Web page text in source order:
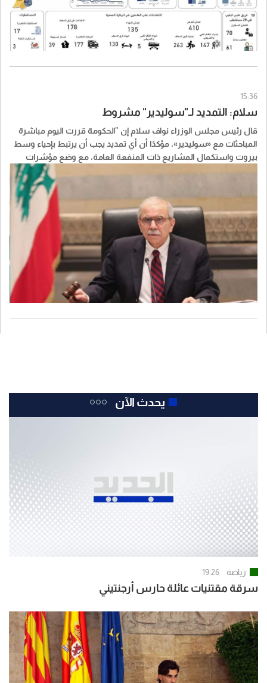
15:36
سلام: التمديد لـ"سوليدير" مشروط
قال رئيس مجلس الوزراء نواف سلام إن "الحكومة قررت اليوم مباشرة
المباحثات مع «سوليدير»، مؤكدًا أن أي تمديد يجب أن يرتبط بإحياء وسط
بيروت واستكمال المشاريع ذات المنفعة العامة، مع وضع مؤشرات
يحدث الآن
رياضة 19:26
سرقة مقتنيات عائلة حارس أرجنتيني